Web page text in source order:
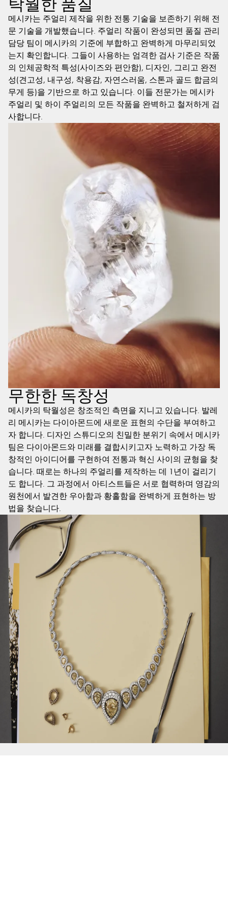
탁월한 품질
메시카는 주얼리 제작을 위한 전통 기술을 보존하기 위해 전
문 기술을 개발했습니다. 주얼리 작품이 완성되면 품질 관리
담당 팀이 메시카의 기준에 부합하고 완벽하게 마무리되었
는지 확인합니다. 그들이 사용하는 엄격한 검사 기준은 작품
의 인체공학적 특성(사이즈와 편안함), 디자인, 그리고 완전
성(견고성, 내구성, 착용감, 자연스러움, 스톤과 골드 합금의
무게 등)을 기반으로 하고 있습니다. 이들 전문가는 메시카
주얼리 및 하이 주얼리의 모든 작품을 완벽하고 철저하게 검
사합니다.
무한한 독창성
메시카의 탁월성은 창조적인 측면을 지니고 있습니다. 발레
리 메시카는 다이아몬드에 새로운 표현의 수단을 부여하고
자 합니다. 디자인 스튜디오의 친밀한 분위기 속에서 메시카
팀은 다이아몬드와 미래를 결합시키고자 노력하고 가장 독
창적인 아이디어를 구현하여 전통과 혁신 사이의 균형을 찾
습니다. 때로는 하나의 주얼리를 제작하는 데 1년이 걸리기
도 합니다. 그 과정에서 아티스트들은 서로 협력하며 영감의
원천에서 발견한 우아함과 황홀함을 완벽하게 표현하는 방
법을 찾습니다.